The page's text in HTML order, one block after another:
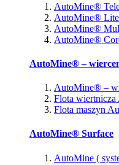
AutoMine®
AutoMine® Lite
AutoMine®
AutoMine®
AutoMine® –
AutoMine® –
Flota
Flota maszyn
AutoMine® Surface
AutoMine (